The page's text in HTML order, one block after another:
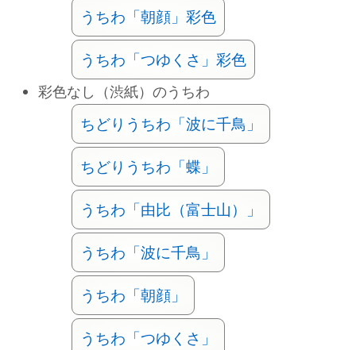
うちわ「朝顔」彩色
うちわ「つゆくさ」彩色
彩色なし（渋紙）のうちわ
ちどりうちわ「波に千鳥」
ちどりうちわ「蝶」
うちわ「由比（富士山）」
うちわ「波に千鳥」
うちわ「朝顔」
うちわ「つゆくさ」